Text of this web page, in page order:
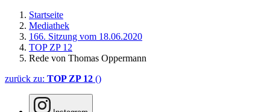
Startseite
Mediathek
166. Sitzung vom 18.06.2020
TOP ZP 12
Rede von Thomas Oppermann
zurück zu: TOP ZP 12 ()